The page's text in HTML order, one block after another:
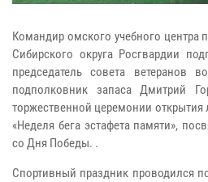
Командир омского учебного центра
Сибирского округа Росгвардии
председатель совета ветеранов
подполковник запаса Дмитрий
торжественной церемонии открытия
«Неделя бега эстафета памяти»,
со Дня Победы. .
Спортивный праздник проводился